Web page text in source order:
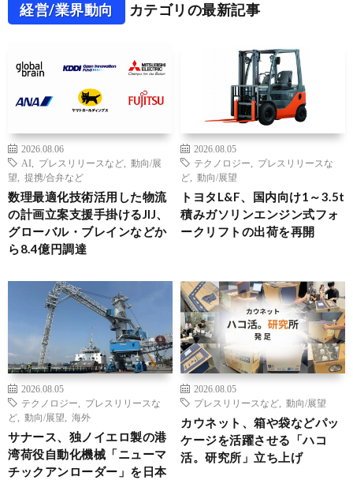
経営/業界動向 カテゴリの最新記事
2026.08.06
AI
プレスリリースなど
動向/展
望
提携/合弁など
数理最適化技術活用した物流
の計画立案支援手掛けるJIJ、
グローバル・ブレインなどか
ら8.4億円調達
2026.08.05
テクノロジー
プレスリリースな
ど
動向/展望
トヨタL&F、国内向け1～3.5t
積みガソリンエンジン式フォ
ークリフトの出荷を再開
2026.08.05
テクノロジー
プレスリリースな
ど
動向/展望 海外
サナース、独ノイエロ製の港
湾荷役自動化機械「ニューマ
チックアンローダー」を日本
2026.08.05
プレスリリースなど
動向/展望
カウネット、箱や袋などパッ
ケージを活躍させる「ハコ
活。研究所」立ち上げ